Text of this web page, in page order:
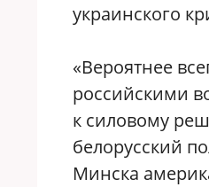
украинского
«Вероятнее
российскими
к силовому
белорусский
Минска